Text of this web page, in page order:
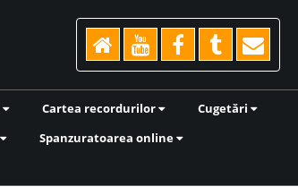
Cartea recordurilor
Cugetări
Spanzuratoarea online